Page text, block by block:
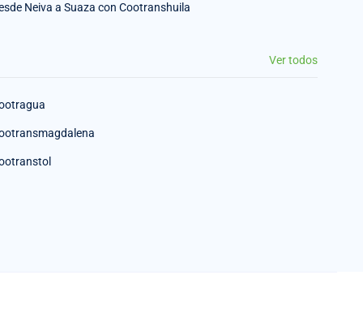
Neiva a Suaza con Cootranshuila
Ver todos